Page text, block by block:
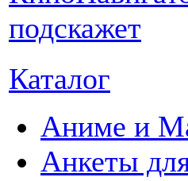
Каталог
Аниме и
Анкеты